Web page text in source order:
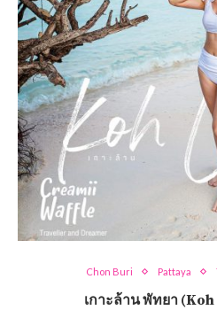
Chon Buri Pattaya
เกาะล้าน พัทยา